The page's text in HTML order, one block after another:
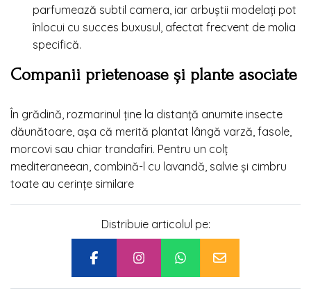
parfumează subtil camera, iar arbuștii modelați pot
înlocui cu succes buxusul, afectat frecvent de molia
specifică.
Companii prietenoase și plante asociate
În grădină, rozmarinul ține la distanță anumite insecte
dăunătoare, așa că merită plantat lângă varză, fasole,
morcovi sau chiar trandafiri. Pentru un colț
mediteraneean, combină-l cu lavandă, salvie și cimbru
toate au cerințe similare
Distribuie articolul pe: